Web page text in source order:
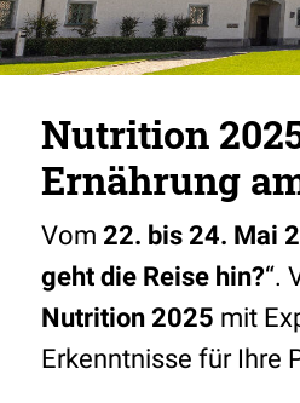
Nutrition
Ernährung
Vom 22. bis 24. Mai
geht die Reise hin?“.
Nutrition 2025 mit
Erkenntnisse für Ihre